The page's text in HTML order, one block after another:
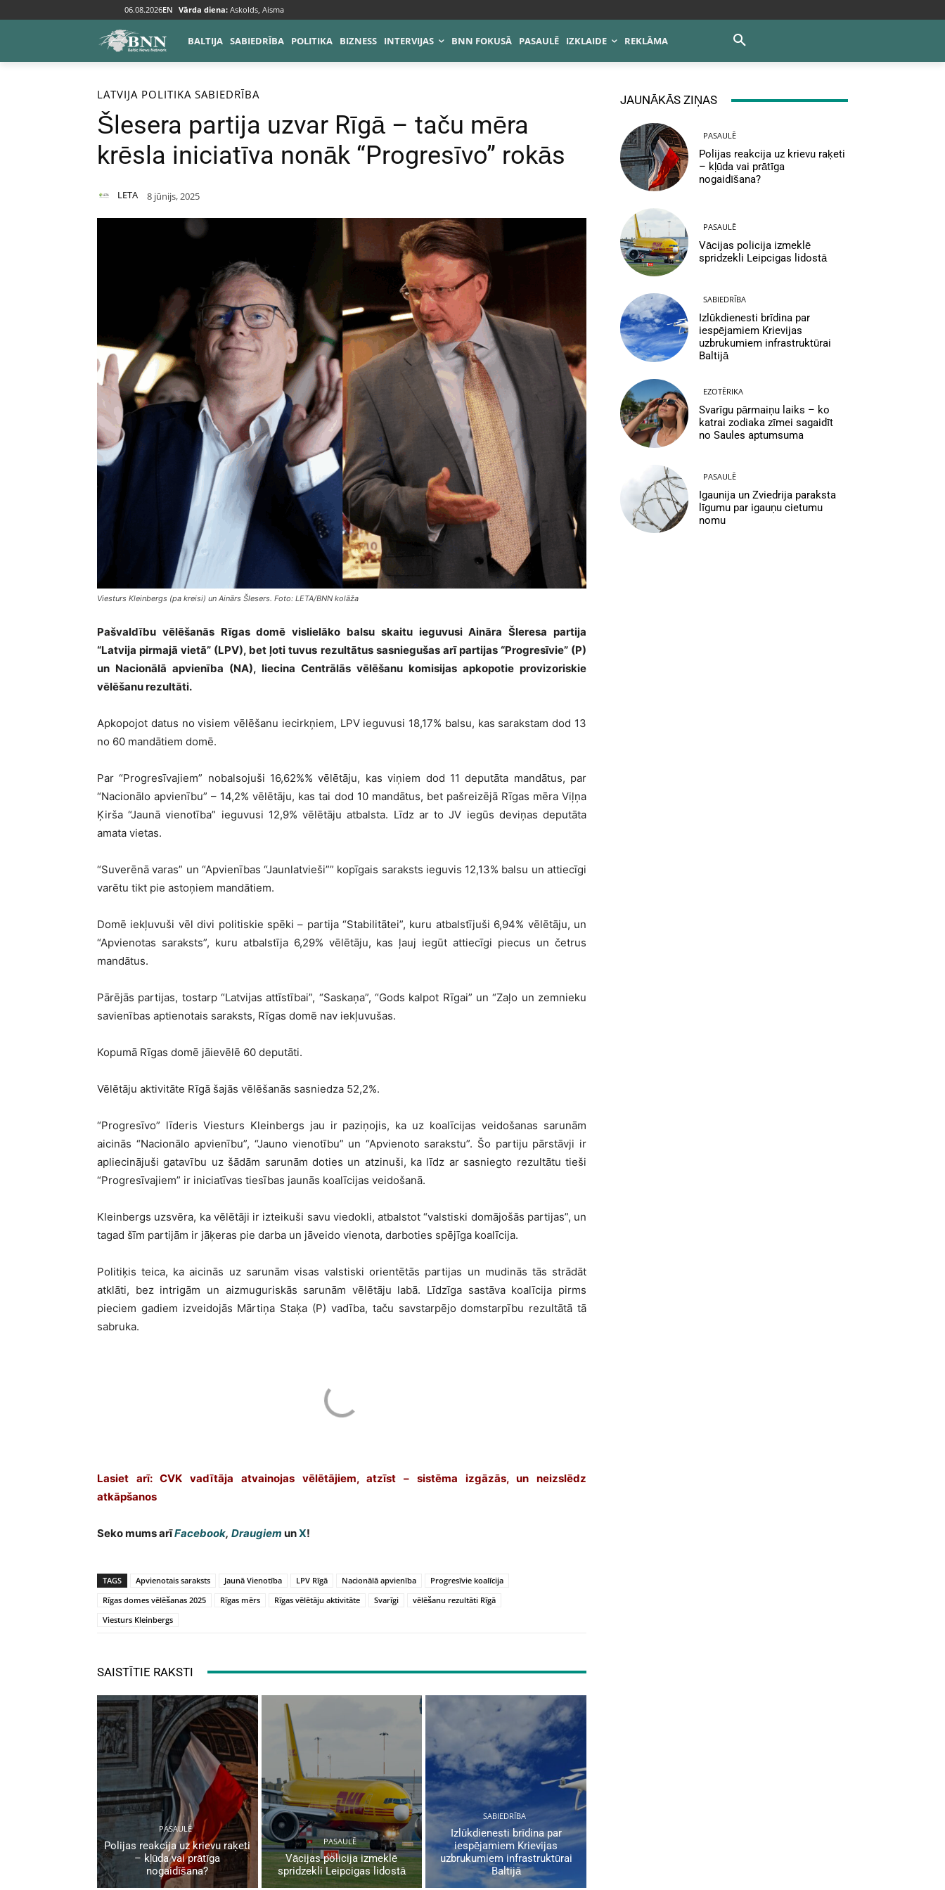
06.08.2026EN Vārda diena: Askolds, Aisma
BALTIJA SABIEDRĪBA POLITIKA BIZNESS INTERVIJAS BNN FOKUSĀ PASAULĒ IZKLAIDE REKLĀMA
Sākums Baltija Latvija
LATVIJA POLITIKA SABIEDRĪBA
Šlesera partija uzvar Rīgā – taču mēra
krēsla iniciatīva nonāk “Progresīvo” rokās
LETA 8 jūnijs, 2025
Viesturs Kleinbergs (pa kreisi) un Ainārs Šlesers. Foto: LETA/BNN kolāža
Pašvaldību vēlēšanās Rīgas domē vislielāko balsu skaitu ieguvusi Aināra Šleresa partija
“Latvija pirmajā vietā” (LPV), bet ļoti tuvus rezultātus sasniegušas arī partijas “Progresīvie” (P)
un Nacionālā apvienība (NA), liecina Centrālās vēlēšanu komisijas apkopotie provizoriskie
vēlēšanu rezultāti.
Apkopojot datus no visiem vēlēšanu iecirkņiem, LPV ieguvusi 18,17% balsu, kas sarakstam dod 13
no 60 mandātiem domē.
Par “Progresīvajiem” nobalsojuši 16,62%% vēlētāju, kas viņiem dod 11 deputāta mandātus, par
“Nacionālo apvienību” – 14,2% vēlētāju, kas tai dod 10 mandātus, bet pašreizējā Rīgas mēra Viļņa
Ķirša “Jaunā vienotība” ieguvusi 12,9% vēlētāju atbalsta. Līdz ar to JV iegūs deviņas deputāta
amata vietas.
“Suverēnā varas” un “Apvienības “Jaunlatvieši”” kopīgais saraksts ieguvis 12,13% balsu un attiecīgi
varētu tikt pie astoņiem mandātiem.
Domē iekļuvuši vēl divi politiskie spēki – partija “Stabilitātei”, kuru atbalstījuši 6,94% vēlētāju, un
“Apvienotas saraksts”, kuru atbalstīja 6,29% vēlētāju, kas ļauj iegūt attiecīgi piecus un četrus
mandātus.
Pārējās partijas, tostarp “Latvijas attīstībai”, “Saskaņa”, “Gods kalpot Rīgai” un “Zaļo un zemnieku
savienības aptienotais saraksts, Rīgas domē nav iekļuvušas.
Kopumā Rīgas domē jāievēlē 60 deputāti.
Vēlētāju aktivitāte Rīgā šajās vēlēšanās sasniedza 52,2%.
“Progresīvo” līderis Viesturs Kleinbergs jau ir paziņojis, ka uz koalīcijas veidošanas sarunām
aicinās “Nacionālo apvienību”, “Jauno vienotību” un “Apvienoto sarakstu”. Šo partiju pārstāvji ir
apliecinājuši gatavību uz šādām sarunām doties un atzinuši, ka līdz ar sasniegto rezultātu tieši
“Progresīvajiem” ir iniciatīvas tiesības jaunās koalīcijas veidošanā.
Kleinbergs uzsvēra, ka vēlētāji ir izteikuši savu viedokli, atbalstot “valstiski domājošās partijas”, un
tagad šīm partijām ir jāķeras pie darba un jāveido vienota, darboties spējīga koalīcija.
Politiķis teica, ka aicinās uz sarunām visas valstiski orientētās partijas un mudinās tās strādāt
atklāti, bez intrigām un aizmuguriskās sarunām vēlētāju labā. Līdzīga sastāva koalīcija pirms
pieciem gadiem izveidojās Mārtiņa Staķa (P) vadība, taču savstarpējo domstarpību rezultātā tā
sabruka.
Lasiet arī: CVK vadītāja atvainojas vēlētājiem, atzīst – sistēma izgāzās, un neizslēdz
atkāpšanos
Seko mums arīFacebook, Draugiem unX!
TAGS Apvienotais saraksts Jaunā Vienotība LPV Rīgā Nacionālā apvienība
Progresīvie koalīcija
Rīgas domes vēlēšanas 2025
Rīgas mērs Rīgas vēlētāju aktivitāte Svarīgi
vēlēšanu rezultāti Rīgā
Viesturs Kleinbergs
SAISTĪTIE RAKSTI
PASAULĒ
Polijas reakcija uz krievu raķeti
– kļūda vai prātīga
nogaidīšana?
PASAULĒ
Vācijas policija izmeklē
spridzekli Leipcigas lidostā
SABIEDRĪBA
Izlūkdienesti brīdina par
iespējamiem Krievijas
uzbrukumiem infrastruktūrai
Baltijā
JAUNĀKĀS ZIŅAS
PASAULĒ
Polijas reakcija uz krievu raķeti
– kļūda vai prātīga
nogaidīšana?
PASAULĒ
Vācijas policija izmeklē
spridzekli Leipcigas lidostā
SABIEDRĪBA
Izlūkdienesti brīdina par
iespējamiem Krievijas
uzbrukumiem infrastruktūrai
Baltijā
EZOTĒRIKA
Svarīgu pārmaiņu laiks – ko
katrai zodiaka zīmei sagaidīt
no Saules aptumsuma
PASAULĒ
Igaunija un Zviedrija paraksta
līgumu par igauņu cietumu
nomu